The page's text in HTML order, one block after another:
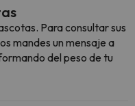
Para consultar sus
mandes un mensaje a
del peso de tu